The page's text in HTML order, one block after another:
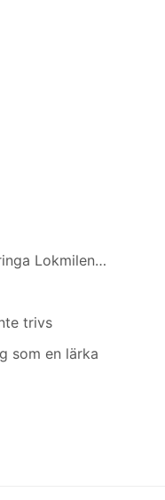
Lokmilen…
trivs
som en lärka